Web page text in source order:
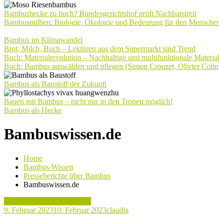
Bambushecke zu hoch? Bundesgerichtshof prüft Nachbarstreit
Bambusmilben: Biologie, Ökologie und Bedeutung für den
Bambus im Klimawandel
Brot, Milch, Buch – Lektüren aus dem Supermarkt sind Trend
Buch: Materialrevolution – Nachhaltige und multifunktionale
Buch: Bambus auswählen und pflegen (Simon Crouzet, Olivier
Bambus als Baustoff der Zukunft
Bauen mit Bambus – nicht nur in den Tropen möglich!
Bambus als Hecke
Bambuswissen.de
Home
Bambus-Wissen
Presseberichte über Bambus
Bambuswissen.de
9. Februar 202310. Februar 2023claudia